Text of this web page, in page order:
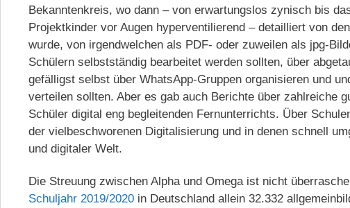
Bekanntenkreis, wo dann – von erwartungslos zynisch bis
Projektkinder vor Augen hyperventilierend – detailliert von
wurde, von irgendwelchen als PDF- oder zuweilen als jpg-
Schülern selbstständig bearbeitet werden sollten, über
gefälligst selbst über WhatsApp-Gruppen organisieren und
verteilen sollten. Aber es gab auch Berichte über zahlreiche
Schüler digital eng begleitenden Fernunterrichts. Über
der vielbeschworenen Digitalisierung und in denen schnell
und digitaler Welt.
Die Streuung zwischen Alpha und Omega ist nicht
Schuljahr 2019/2020 in Deutschland allein 32.332